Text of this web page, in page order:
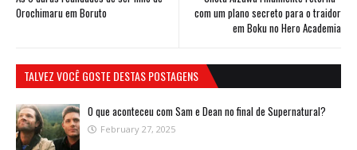
com um plano secreto para o traidor
em Boku no Hero Academia
Orochimaru em Boruto
TALVEZ VOCÊ GOSTE DESTAS POSTAGENS
O que aconteceu com Sam e Dean no final de Supernatural?
February 27, 2025